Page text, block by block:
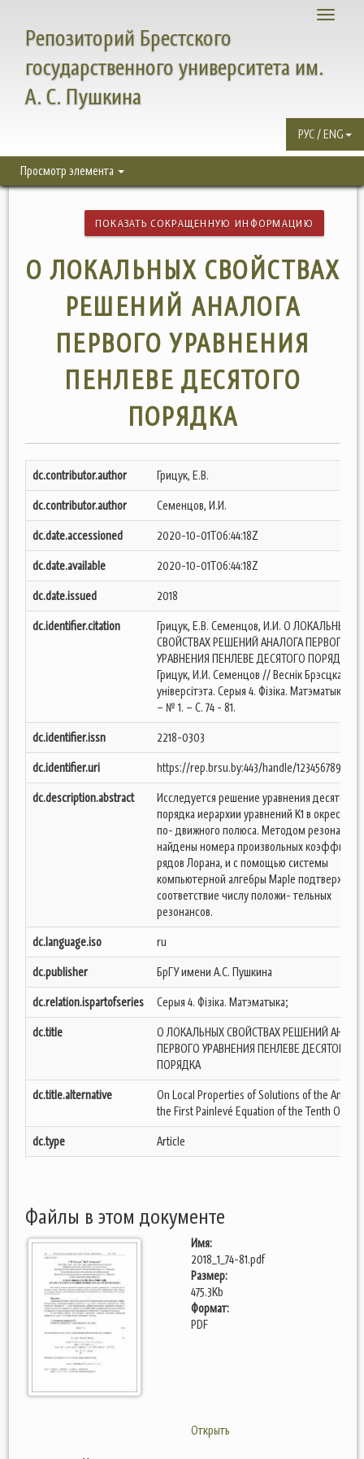
Toggle
Репозиторий Брестского
государственного университета им.
А. С. Пушкина
РУС / ENG
Просмотр элемента
ПОКАЗАТЬ СОКРАЩЕННУЮ ИНФОРМАЦИЮ
О ЛОКАЛЬНЫХ СВОЙСТВАХ
РЕШЕНИЙ АНАЛОГА
ПЕРВОГО УРАВНЕНИЯ
ПЕНЛЕВЕ ДЕСЯТОГО
ПОРЯДКА
dc.contributor.author
Грицук, Е.В.
dc.contributor.author
Семенцов, И.И.
dc.date.accessioned
2020-10-01T06:44:18Z
dc.date.available
2020-10-01T06:44:18Z
dc.date.issued
2018
dc.identifier.citation
Грицук, Е.В. Семенцов, И.И. О ЛОКАЛЬНЫХ
СВОЙСТВАХ РЕШЕНИЙ АНАЛОГА ПЕРВОГО
УРАВНЕНИЯ ПЕНЛЕВЕ ДЕСЯТОГО ПОРЯДКА /
Грицук, И.И. Семенцов // Веснік Брэсцкага
універсітэта. Серыя 4. Фізіка. Матэматыка –
– № 1. – С. 74 - 81.
dc.identifier.issn
2218-0303
dc.identifier.uri
https://rep.brsu.by:443/handle/123456789/
dc.description.abstract
Исследуется решение уравнения десятого
порядка иерархии уравнений K1 в
по- движного полюса. Методом резонансов
найдены номера произвольных
рядов Лорана, и с помощью системы
компьютерной алгебры Maple
соответствие числу положи- тельных
резонансов.
dc.language.iso
ru
dc.publisher
БрГУ имени А.С. Пушкина
dc.relation.ispartofseries
Серыя 4. Фізіка. Матэматыка;
dc.title
О ЛОКАЛЬНЫХ СВОЙСТВАХ РЕШЕНИЙ
ПЕРВОГО УРАВНЕНИЯ ПЕНЛЕВЕ ДЕСЯТОГО
ПОРЯДКА
dc.title.alternative
On Local Properties of Solutions of the
the First Painlevé Equation of the Tenth Order
dc.type
Article
Файлы в этом документе
Имя:
2018_1_74-81.pdf
Размер:
475.3Kb
Формат:
PDF
Открыть